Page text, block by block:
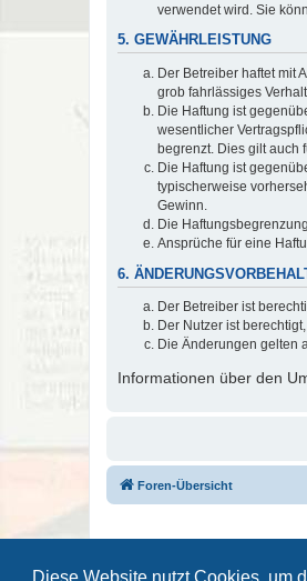
verwendet wird. Sie
5. GEWÄHRLEISTUNG
Der Betreiber haftet mit
grob fahrlässiges
Die Haftung ist
wesentlicher
begrenzt. Dies gilt auch
Die Haftung ist
typischerweise
Gewinn.
Die
Ansprüche für eine
6.
Der Betreiber ist
Der Nutzer ist
Die Änderungen gelten
Informationen über den
Foren-Übersicht